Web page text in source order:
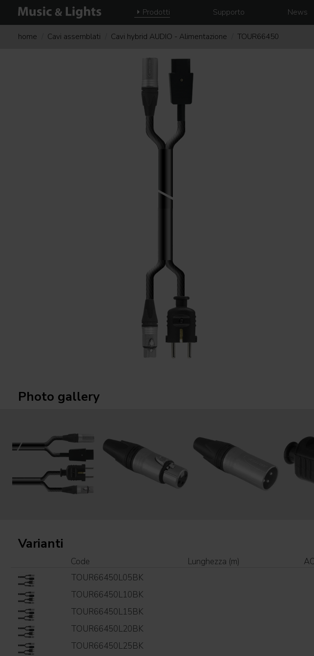
Prodotti Supporto News
home Cavi assemblati Cavi hybrid AUDIO - Alimentazione TOUR66450
Photo gallery
Varianti
Code Lunghezza (m) AC
TOUR66450L05BK
TOUR66450L10BK
TOUR66450L15BK
TOUR66450L20BK
TOUR66450L25BK